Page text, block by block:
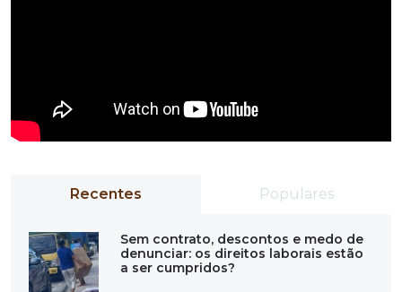
Recentes Populares
Sem contrato, descontos e medo de
denunciar: os direitos laborais estão
a ser cumpridos?